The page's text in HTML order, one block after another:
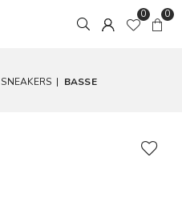
0 0
SNEAKERS | BASSE